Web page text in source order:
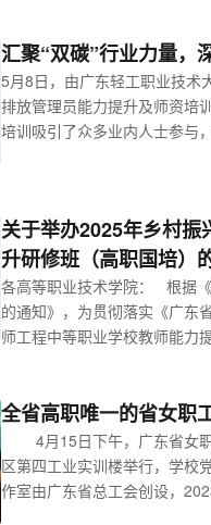
汇聚“双碳”行业力量，
5月8日，由广东轻工职业技术
排放管理员能力提升及师资培
培训吸引了众多业内人士参与
关于举办2025年乡村
升研修班（高职国培）
各高等职业技术学院： 根据
的通知》，为贯彻落实《广东
师工程中等职业学校教师能力
修班 ...
全省高职唯一的省女职
4月15日下午，广东省女职
区第四工业实训楼举行，学校
作室由广东省总工会创设，